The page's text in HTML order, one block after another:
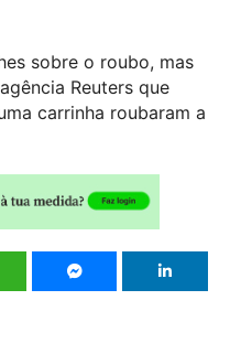
sobre o roubo, mas
Reuters que
carrinha roubaram a